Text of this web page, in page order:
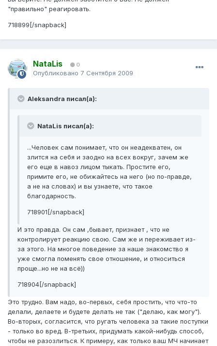
"правильно" реагировать.
718899[/snapback]
NataLis 0
Опубликовано 7 Сентября 2009
Aleksandra писал(а):
NataLis писал(а):
...Человек сам понимает, что он неадекватен, он
злится на себя и заодно на всех вокруг, зачем же
его еще в навоз лицом тыкать. Простите его,
примите его, не обижайтесь на него (но по-правде,
а не на словах) и вы узнаете, что такое
благодарность.
718901[/snapback]
И это правда. Он сам ,бывает, признает , что не
контролирует реакцию свою. Сам же и переживает из-
за этого. На многое поведение за наше знакомство я
уже смогла поменять свое отношение, и относиться
проще...но не на всё))
718904[/snapback]
Это трудно. Вам надо, во-первых, себя простить, что что-то
делали, делаете и будете делать не так ("делаю, как могу").
Во-вторых, согласится, что ругать человека за такие поступки
- только во вред. В-третьих, придумать какой-нибудь способ,
чтобы не разозлиться. К примеру, как только ваш МЧ начинает